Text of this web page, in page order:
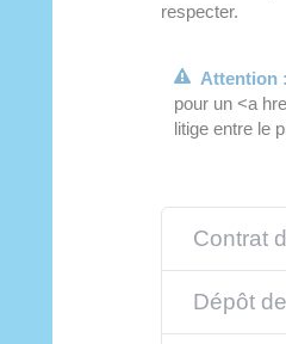
respecter.
Attention :
pour un <a
litige entre le
Contrat
Dépôt